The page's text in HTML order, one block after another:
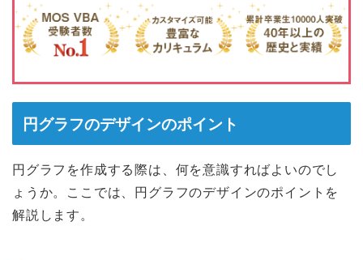
円グラフのデザインのポイント
円グラフを作成する際は、何を意識すればよいのでし
ょうか。ここでは、円グラフのデザインのポイントを
解説します。